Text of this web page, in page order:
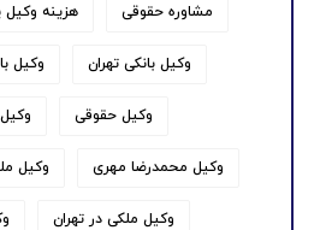
مشاوره حقوقی هزینه
وکیل بانکی تهران وکیل
وکیل حقوقی
وکیل محمدرضا مهری وکیل
وکیل ملکی در تهران